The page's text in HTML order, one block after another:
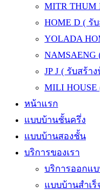
MITR THUM
HOME D ( รั
YOLADA
JP J ( รับสร้า
MILI
หน้าแรก
แบบบ้านชั้นครึ่ง
แบบบ้านสองชั้น
บริการของเรา
บริการออกแ
แบบบ้านสำเร็